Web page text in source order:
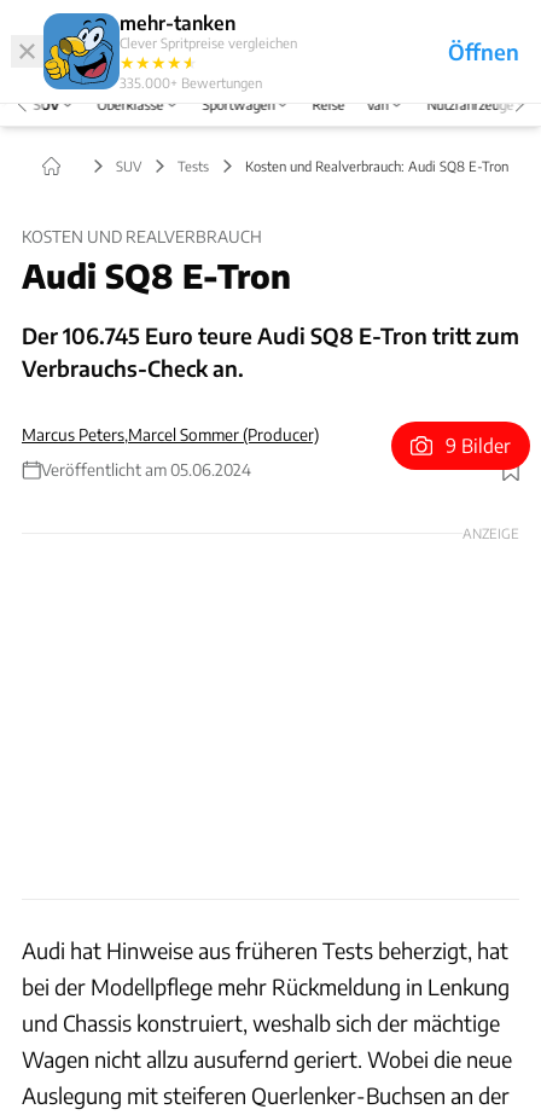
mehr-tanken
Clever Spritpreise vergleichen
★★★★★
★
335.000+ Bewertungen
Öffnen
Abo
Menü
SUV Oberklasse Sportwagen Reise Van Nutzfahrzeuge
SUV Tests Kosten und Realverbrauch: Audi SQ8 E-Tron
KOSTEN UND REALVERBRAUCH
Audi SQ8 E-Tron
Der 106.745 Euro teure Audi SQ8 E-Tron tritt zum
Verbrauchs-Check an.
Marcus Peters,Marcel Sommer (Producer)
Veröffentlicht am 05.06.2024
Foto: Hans-Dieter Seufert
9 Bilder
ANZEIGE
Audi hat Hinweise aus früheren Tests beherzigt, hat
bei der Modellpflege mehr Rückmeldung in Lenkung
und Chassis konstruiert, weshalb sich der mächtige
Wagen nicht allzu ausufernd geriert. Wobei die neue
Auslegung mit steiferen Querlenker-Buchsen an der